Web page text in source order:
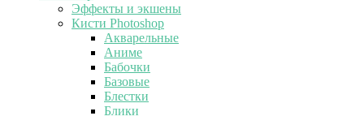
Эффекты и экшены
Кисти Photoshop
Акварельные
Аниме
Бабочки
Базовые
Блестки
Блики